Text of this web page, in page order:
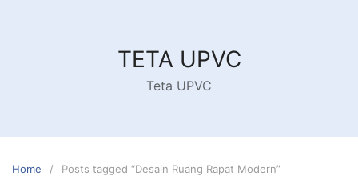
TETA UPVC
Teta UPVC
Home Posts tagged “Desain Ruang Rapat Modern”